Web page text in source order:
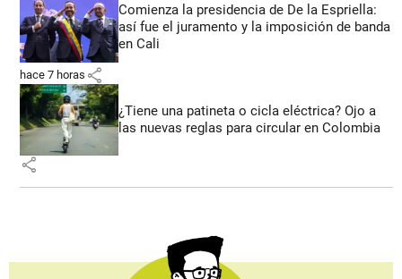
Comienza la presidencia de De la Espriella:
así fue el juramento y la imposición de banda
en Cali
hace 7 horas share
¿Tiene una patineta o cicla eléctrica? Ojo a
las nuevas reglas para circular en Colombia
share